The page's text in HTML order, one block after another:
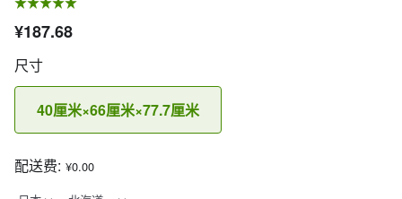
¥187.68
尺寸
40厘米×66厘米×77.7厘米
配送费: ¥0.00